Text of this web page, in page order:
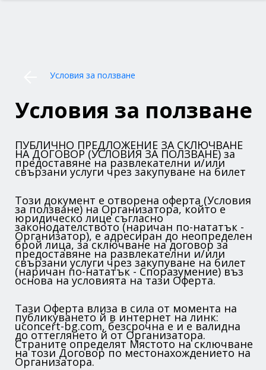
Условия за ползване
Условия за ползване
ПУБЛИЧНО ПРЕДЛОЖЕНИЕ ЗА СКЛЮЧВАНЕ
НА ДОГОВОР (УСЛОВИЯ ЗА ПОЛЗВАНЕ) за
предоставяне на развлекателни и/или
свързани услуги чрез закупуване на билет
Този документ е отворена оферта (Условия
за ползване) на Организатора, който е
юридическо лице съгласно
законодателството (наричан по-нататък -
Организатор), е адресиран до неопределен
брой лица, за сключване на договор за
предоставяне на развлекателни и/или
свързани услуги чрез закупуване на билет
(наричан по-нататък - Споразумение) въз
основа на условията на тази Оферта.
Тази Оферта влиза в сила от момента на
публикуването й в интернет на линк:
uconcert-bg.com, безсрочна е и е валидна
до оттеглянето й от Организатора.
Страните определят Мястото на сключване
на този Договор по местонахождението на
Организатора.